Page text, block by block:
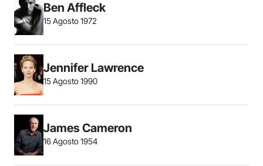
Ben Affleck
15 Agosto 1972
Jennifer Lawrence
15 Agosto 1990
James Cameron
16 Agosto 1954